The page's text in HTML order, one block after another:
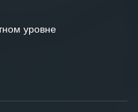
уровне